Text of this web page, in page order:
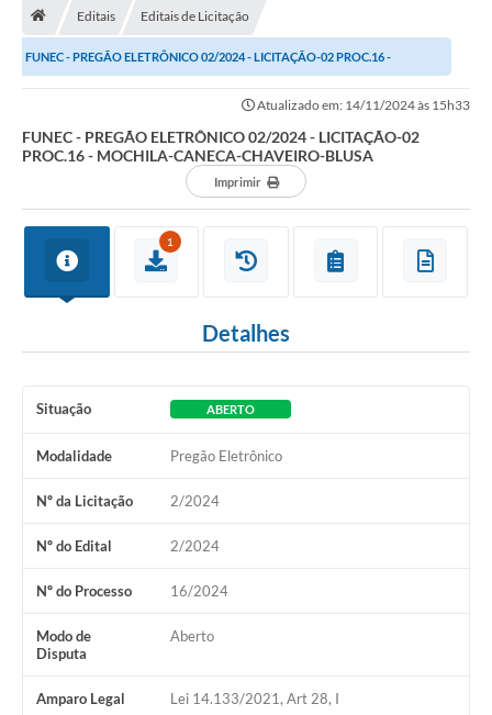
Editais Editais de Licitação
FUNEC - PREGÃO ELETRÔNICO 02/2024 - LICITAÇÃO-02 PROC.16 -
Atualizado em: 14/11/2024 às 15h33
FUNEC - PREGÃO ELETRÔNICO 02/2024 - LICITAÇÃO-02
PROC.16 - MOCHILA-CANECA-CHAVEIRO-BLUSA
Imprimir
1
Detalhes
Situação ABERTO
Modalidade Pregão Eletrônico
Nº da Licitação 2/2024
Nº do Edital 2/2024
Nº do Processo 16/2024
Modo de
Disputa
Aberto
Amparo Legal Lei 14.133/2021, Art 28, I